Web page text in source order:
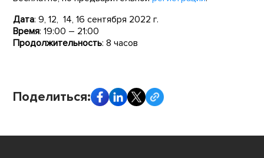
Дата: 9, 12, 14, 16 сентября 2022 г.
Время: 19:00 – 21:00
Продолжительность: 8 часов
Поделиться: